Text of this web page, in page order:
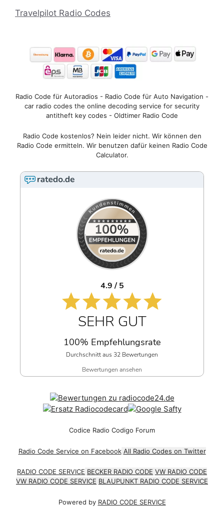
Travelpilot Radio Codes
Radio Code für Autoradios - Radio Code für Auto Navigation -
car radio codes the online decoding service for security
antitheft key codes - Oldtimer Radio Code
Radio Code kostenlos? Nein leider nicht. Wir können den
Radio Code ermitteln. Wir benutzen dafür keinen Radio Code
Calculator.
4.9 / 5
SEHR GUT
100% Empfehlungsrate
Durchschnitt aus 32 Bewertungen
Bewertungen ansehen
Codice Radio Codigo Forum
Radio Code Service on Facebook All Radio Codes on Twitter
RADIO CODE SERVICE BECKER RADIO CODE VW RADIO CODE
VW RADIO CODE SERVICE BLAUPUNKT RADIO CODE SERVICE
Powered by RADIO CODE SERVICE